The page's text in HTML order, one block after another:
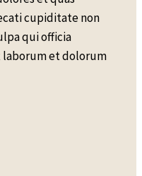
cupiditate non
qui officia
et dolorum